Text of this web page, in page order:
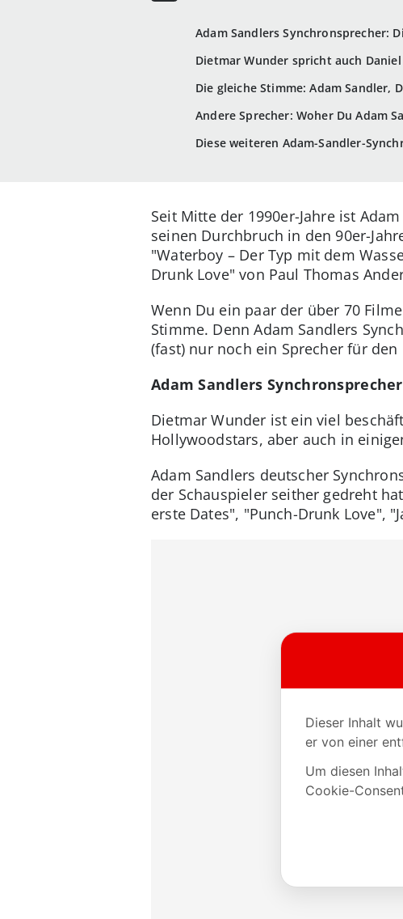
Adam Sandlers Synchronsprecher:
Dietmar Wunder spricht auch Daniel
Die gleiche Stimme: Adam Sandler,
Andere Sprecher: Woher Du Adam
Diese weiteren Adam-Sandler-
Seit Mitte der 1990er-Jahre ist
seinen Durchbruch in den 90er-
"Waterboy – Der Typ mit dem
Drunk Love" von Paul Thomas
Wenn Du ein paar der über 70
Stimme. Denn Adam Sandlers
(fast) nur noch ein Sprecher für den
Adam Sandlers
Dietmar Wunder ist ein viel
Hollywoodstars, aber auch in
Adam Sandlers deutscher
der Schauspieler seither gedreht
erste Dates", "Punch-Drunk Love",